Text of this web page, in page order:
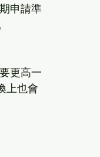
申請準
更高一
上也會